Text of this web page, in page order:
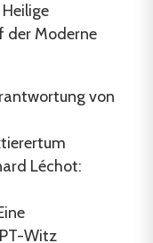
der Moderne
von
Léchot:
Witz